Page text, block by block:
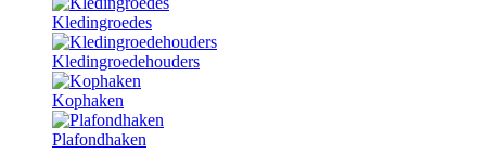
Kledingroedes
Kledingroedehouders
Kophaken
Plafondhaken